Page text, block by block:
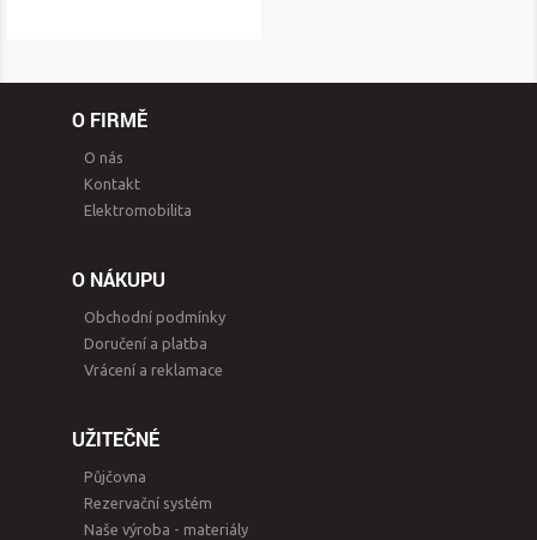
O FIRMĚ
O nás
Kontakt
Elektromobilita
O NÁKUPU
Obchodní podmínky
Doručení a platba
Vrácení a reklamace
UŽITEČNÉ
Půjčovna
Rezervační systém
Naše výroba - materiály